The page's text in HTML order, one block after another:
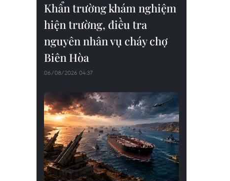
Khẩn trường khám nghiệm
hiện trường, điều tra
nguyên nhân vụ cháy chợ
Biên Hòa
06/08/2026 04:37